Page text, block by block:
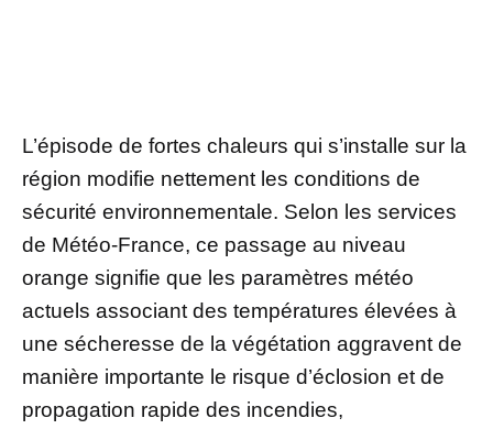
L’épisode de fortes chaleurs qui s’installe sur la
région modifie nettement les conditions de
sécurité environnementale. Selon les services
de Météo-France, ce passage au niveau
orange signifie que les paramètres météo
actuels associant des températures élevées à
une sécheresse de la végétation aggravent de
manière importante le risque d’éclosion et de
propagation rapide des incendies,